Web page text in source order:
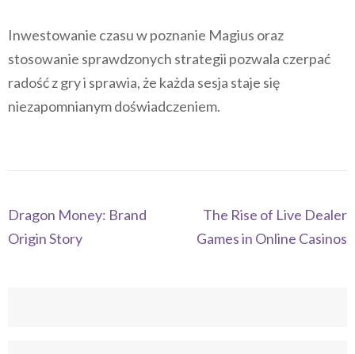
Inwestowanie czasu w poznanie Magius oraz
stosowanie sprawdzonych strategii pozwala czerpać
radość z gry i sprawia, że każda sesja staje się
niezapomnianym doświadczeniem.
Navegación
de
Dragon Money: Brand
Origin Story
The Rise of Live Dealer
Games in Online Casinos